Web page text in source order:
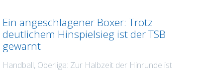
Ein angeschlagener Boxer: Trotz
deutlichem Hinspielsieg ist der TSB
gewarnt
Handball, Oberliga: Zur Halbzeit der Hinrunde ist